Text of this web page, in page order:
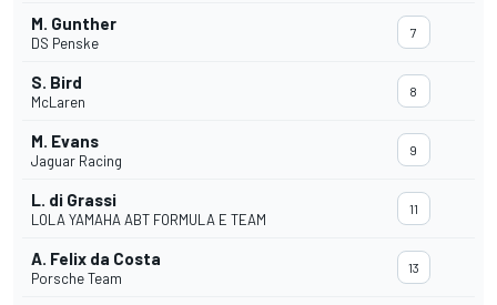
M. Gunther
DS Penske
7
S. Bird
McLaren
8
M. Evans
Jaguar Racing
9
L. di Grassi
LOLA YAMAHA ABT FORMULA E TEAM
11
A. Felix da Costa
Porsche Team
13